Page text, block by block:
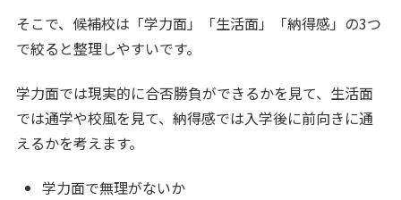
そこで、候補校は「学力面」「生活面」「納得感」の3つ
で絞ると整理しやすいです。
学力面では現実的に合否勝負ができるかを見て、生活面
では通学や校風を見て、納得感では入学後に前向きに通
えるかを考えます。
学力面で無理がないか